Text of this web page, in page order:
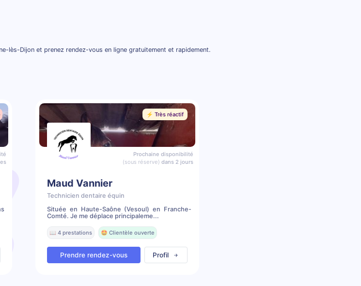
lès-Dijon et prenez rendez-vous en ligne gratuitement et rapidement.
⚡️ Très réactif
Prochaine disponibilité
(sous réserve) dans 2 jours
Maud Vannier
Technicien dentaire équin
Située en Haute-Saône (Vesoul) en Franche-
Comté. Je me déplace principaleme...
📖 4 prestations 🤩 Clientèle ouverte
Prendre rendez-vous Profil